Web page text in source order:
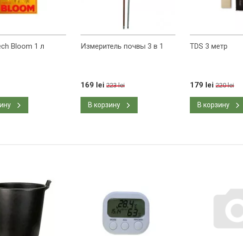
Bloom 1 л Измеритель почвы 3 в 1
169 lei 223 lei
В корзину
TDS 3 метр
179 lei 220 lei
В корзину